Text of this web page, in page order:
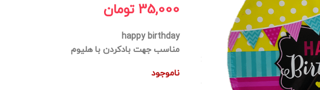
35,000 تومان
happy birthday
مناسب جهت بادکردن با هلیوم
ناموجود